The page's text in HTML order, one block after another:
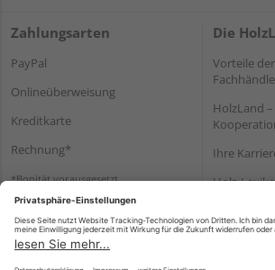
Zahlungsarten
PayPal
Onlineüberweisung
Kreditkarte
Rechnung*
*Bonität vorausgesetzt
Die
Vorteile
HolzLand
Ihre
Holz-